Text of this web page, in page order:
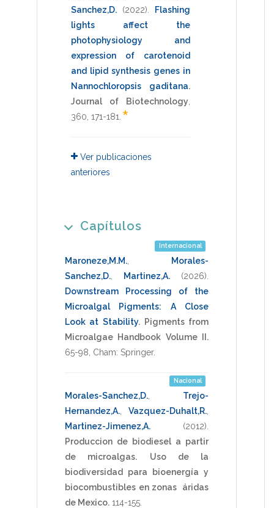
Sanchez,D.
(2022)
Flashing
lights affect the
photophysiology and
expression of carotenoid
and lipid synthesis genes in
Nannochloropsis gaditana.
Journal of Biotechnology
360 171-181 *
Ver publicaciones
anteriores
Capítulos
Internacional
Maroneze,M.M.
Morales-
Sanchez,D.
Martinez,A. (2026)
Downstream Processing of the
Microalgal Pigments: A Close
Look at Stability. Pigments from
Microalgae Handbook Volume II.
65-98 Cham: Springer.
Nacional
Morales-Sanchez,D.
Trejo-
Hernandez,A.
Vazquez-Duhalt,R.
Martinez-Jimenez,A.
(2012)
Produccion de biodiesel a partir
de microalgas.
Uso de la
biodiversidad para bioenergía y
biocombustibles en zonas áridas
de Mexico. 114-155